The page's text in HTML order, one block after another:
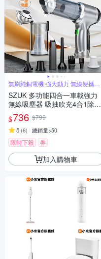
無刷純銅電機 強大動力 無線便攜車
家兩用
SZUK 多功能四合一車載強力
無線吸塵器 吸抽吹充4合1除塵
器 家車兩用手持吹氣機 充氣機
抽氣機
$736 $799
5 (6) 總銷量>50
限時下殺 券
加入購物車